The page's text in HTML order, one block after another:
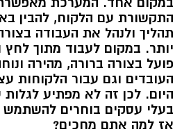
התקשורת עם הלקוח, להבין
תהליך ולנהל את העבודה
יותר. במקום לעבוד מתוך לחץ
פועל בצורה ברורה, מהירה
העובדים וגם עבור הלקוחות
היום. לכן זה לא מפתיע לגלות
בעלי עסקים בוחרים להשתמש
אז למה אתם מחכים?